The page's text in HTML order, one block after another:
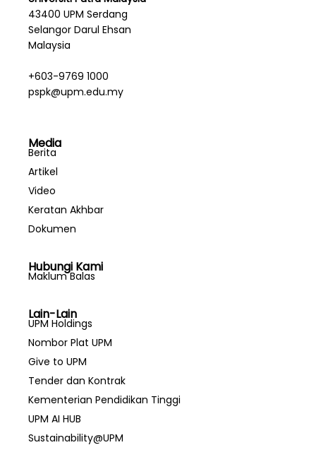
43400 UPM Serdang
Selangor Darul Ehsan
Malaysia
+603-9769 1000
pspk@upm.edu.my
Media
Berita
Artikel
Video
Keratan Akhbar
Dokumen
Hubungi Kami
Maklum Balas
Lain-Lain
UPM Holdings
Nombor Plat UPM
Give to UPM
Tender dan Kontrak
Kementerian Pendidikan Tinggi
UPM AI HUB
Sustainability@UPM